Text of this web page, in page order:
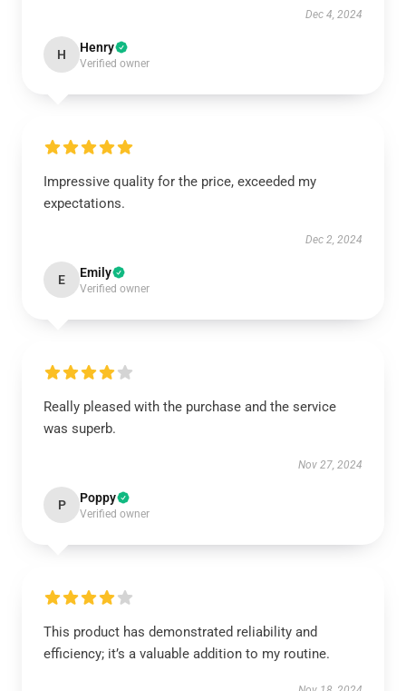
Dec 4, 2024
H Henry
Verified owner
Impressive quality for the price, exceeded my
expectations.
Dec 2, 2024
E Emily
Verified owner
Really pleased with the purchase and the service
was superb.
Nov 27, 2024
P Poppy
Verified owner
This product has demonstrated reliability and
efficiency; it’s a valuable addition to my routine.